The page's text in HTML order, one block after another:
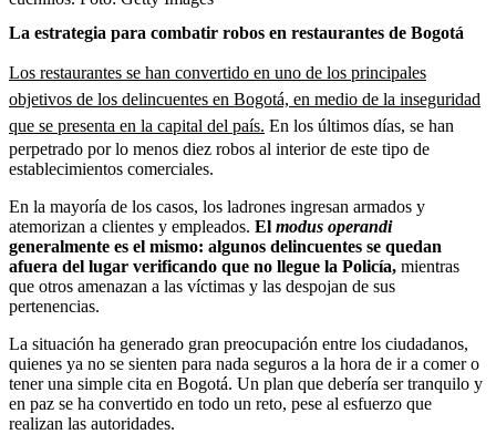
La estrategia para combatir robos en restaurantes de Bogotá
Los restaurantes se han convertido en uno de los principales
objetivos de los delincuentes en Bogotá, en medio de la inseguridad
que se presenta en la capital del país. En los últimos días, se han
perpetrado por lo menos diez robos al interior de este tipo de
establecimientos comerciales.
En la mayoría de los casos, los ladrones ingresan armados y
atemorizan a clientes y empleados. El modus operandi
generalmente es el mismo: algunos delincuentes se quedan
afuera del lugar verificando que no llegue la Policía, mientras
que otros amenazan a las víctimas y las despojan de sus
pertenencias.
La situación ha generado gran preocupación entre los ciudadanos,
quienes ya no se sienten para nada seguros a la hora de ir a comer o
tener una simple cita en Bogotá. Un plan que debería ser tranquilo y
en paz se ha convertido en todo un reto, pese al esfuerzo que
realizan las autoridades.